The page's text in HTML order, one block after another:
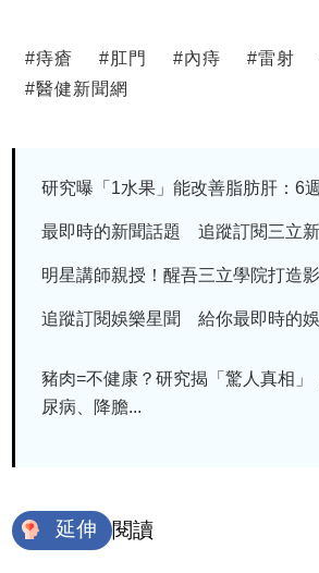
#痔瘡 #肛門 #內痔 #雷射
#醫健新聞網
研究曝「1水果」能改善脂肪肝：6
最即時的新聞話題 追蹤訂閱三立
明星講師親授！醒吾三立學院打造
追蹤訂閱娛樂星聞 給你最即時的
豬肉=不健康？研究揭「驚人真相」
尿病、降膽...
延伸 閱讀